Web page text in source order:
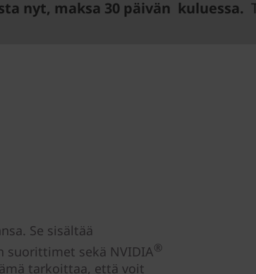
nyt, maksa 30 päivän kuluessa.
Se sisältää
suorittimet sekä NVIDIA®
tarkoittaa, että voit